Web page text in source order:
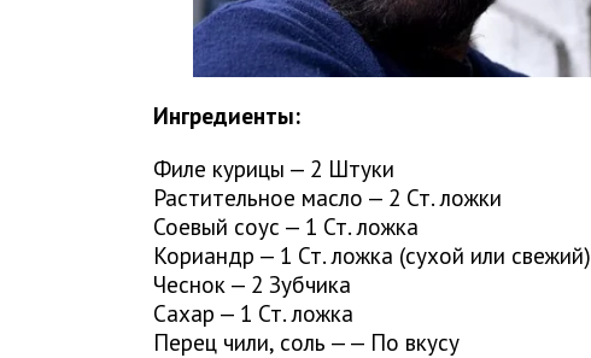
Ингредиенты:
Филе курицы — 2 Штуки
Растительное масло — 2 Ст. ложки
Соевый соус — 1 Ст. ложка
Кориандр — 1 Ст. ложка (сухой или свежий)
Чеснок — 2 Зубчика
Сахар — 1 Ст. ложка
Перец чили, соль — — По вкусу